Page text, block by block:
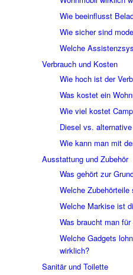
Wie beeinflusst
Wie sicher sind
Welche
Verbrauch und Kosten
Wie hoch ist der
Was kostet ein
Wie viel kostet
Diesel vs.
Wie kann man mit
Ausstattung und Zubehör
Was gehört zur
Welche
Welche Markise ist
Was braucht man
Welche Gadgets
wirklich?
Sanitär und Toilette